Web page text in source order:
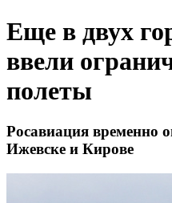
Еще в двух
ввели
полеты
Росавиация временно
Ижевске и Кирове